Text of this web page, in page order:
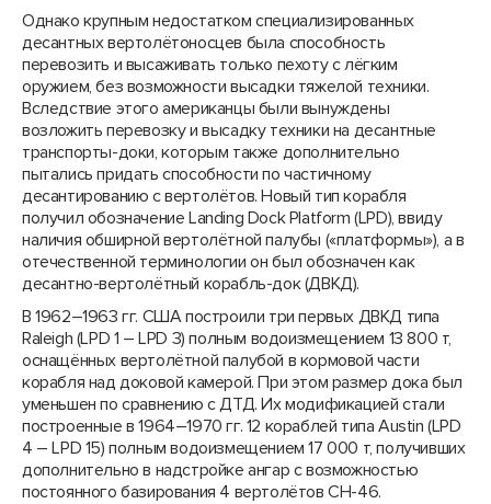
Однако крупным недостатком специализированных
десантных вертолётоносцев была способность
перевозить и высаживать только пехоту с лёгким
оружием, без возможности высадки тяжелой техники.
Вследствие этого американцы были вынуждены
возложить перевозку и высадку техники на десантные
транспорты-доки, которым также дополнительно
пытались придать способности по частичному
десантированию с вертолётов. Новый тип корабля
получил обозначение Landing Dock Platform (LPD), ввиду
наличия обширной вертолётной палубы («платформы»), а в
отечественной терминологии он был обозначен как
десантно-вертолётный корабль-док (ДВКД).
В 1962–1963 гг. США построили три первых ДВКД типа
Raleigh (LPD 1 – LPD 3) полным водоизмещением 13 800 т,
оснащённых вертолётной палубой в кормовой части
корабля над доковой камерой. При этом размер дока был
уменьшен по сравнению с ДТД. Их модификацией стали
построенные в 1964–1970 гг. 12 кораблей типа Austin (LPD
4 – LPD 15) полным водоизмещением 17 000 т, получивших
дополнительно в надстройке ангар с возможностью
постоянного базирования 4 вертолётов СН-46.